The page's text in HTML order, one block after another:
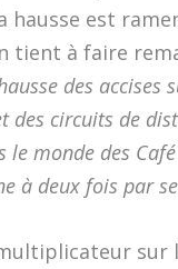
hausse est
tient à faire
des
des circuits de
monde des
à deux fois par
sur